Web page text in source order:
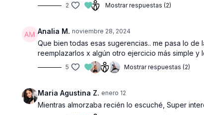
2 Mostrar respuestas (2)
Analia M. noviembre 28, 2024
Que bien todas esas sugerencias.. me pasa lo
reemplazarlos x algún otro ejercicio más simple y
5 Mostrar respuestas (2)
Maria Agustina Z. enero 12
Mientras almorzaba recién lo escuché, Super